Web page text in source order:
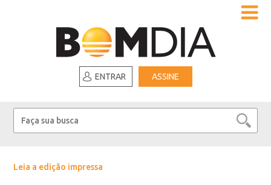
ENTRAR ASSINE
Leia a edição impressa